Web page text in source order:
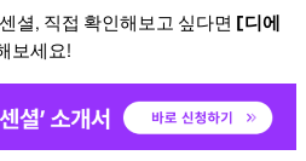
셜, 직접 확인해보고 싶다면 [디에
보세요!